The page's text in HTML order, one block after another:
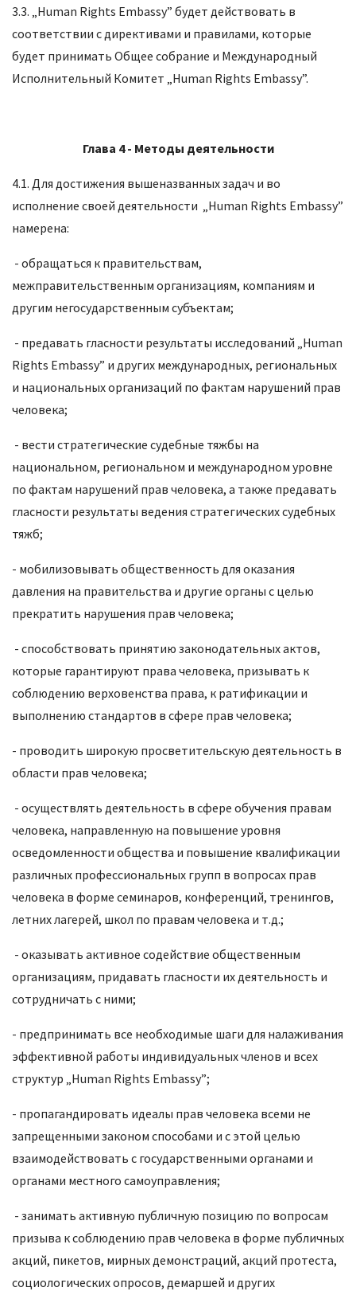
3.3. „Human Rights Embassy” будет действовать в
соответствии с директивами и правилами, которые
будет принимать Общее собрание и Международный
Исполнительный Комитет „Human Rights Embassy”.
Глава 4 - Методы деятельности
4.1. Для достижения вышеназванных задач и во
исполнение своей деятельности „Human Rights Embassy”
намерена:
- обращаться к правительствам,
межправительственным организациям, компаниям и
другим негосударственным субъектам;
- предавать гласности результаты исследований „Human
Rights Embassy” и других международных, региональных
и национальных организаций по фактам нарушений прав
человека;
- вести стратегические судебные тяжбы на
национальном, региональном и международном уровне
по фактам нарушений прав человека, а также предавать
гласности результаты ведения стратегических судебных
тяжб;
- мобилизовывать общественность для оказания
давления на правительства и другие органы с целью
прекратить нарушения прав человека;
- способствовать принятию законодательных актов,
которые гарантируют права человека, призывать к
соблюдению верховенства права, к ратификации и
выполнению стандартов в сфере прав человека;
- проводить широкую просветительскую деятельность в
области прав человека;
- осуществлять деятельность в сфере обучения правам
человека, направленную на повышение уровня
осведомленности общества и повышение квалификации
различных профессиональных групп в вопросах прав
человека в форме семинаров, конференций, тренингов,
летних лагерей, школ по правам человека и т.д.;
- оказывать активное содействие общественным
организациям, придавать гласности их деятельность и
сотрудничать с ними;
- предпринимать все необходимые шаги для налаживания
эффективной работы индивидуальных членов и всех
структур „Human Rights Embassy”;
- пропагандировать идеалы прав человека всеми не
запрещенными законом способами и с этой целью
взаимодействовать с государственными органами и
органами местного самоуправления;
- занимать активную публичную позицию по вопросам
призыва к соблюдению прав человека в форме публичных
акций, пикетов, мирных демонстраций, акций протеста,
социологических опросов, демаршей и других